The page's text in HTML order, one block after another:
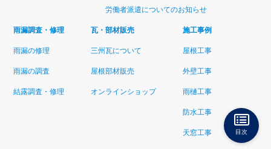
労働者派遣についてのお知らせ
雨漏調査・修理
雨漏の修理
雨漏の調査
結露調査・修理
瓦・部材販売
三州瓦について
屋根部材販売
オンラインショップ
施工事例
屋根工事
外壁工事
雨樋工事
防水工事
天窓工事 目次